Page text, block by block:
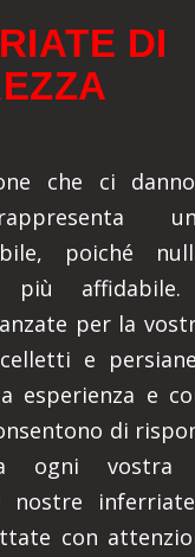
DI
che ci
poiché
più affidabile.
per la
e
esperienza e
di
ogni vostra
nostre
con